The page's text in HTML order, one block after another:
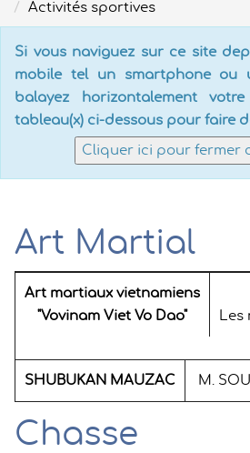
Activités sportives
Si vous naviguez sur ce site
mobile tel un smartphone ou
balayez horizontalement
tableau(x) ci-dessous pour faire
Cliquer ici pour fermer
Art Martial
Art martiaux vietnamiens
"Vovinam Viet Vo Dao"
Les
SHUBUKAN MAUZAC M.
Chasse